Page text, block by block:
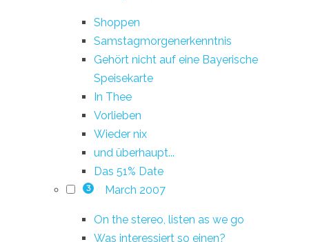
Shoppen
Samstagmorgenerkenntnis
Gehört nicht auf eine Bayerische
Speisekarte
In Thee
Vorlieben
Wieder nix
und überhaupt...
Das 51% Date
3 March 2007
On the stereo, listen as we go
Was interessiert so einen?